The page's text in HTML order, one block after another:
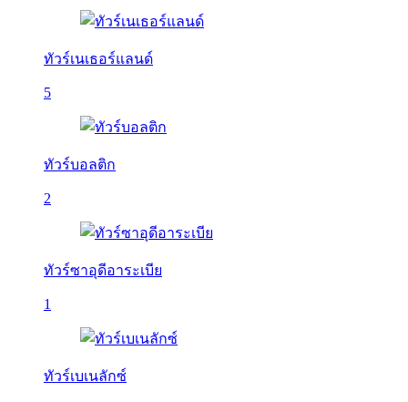
ทัวร์เนเธอร์แลนด์
5
ทัวร์บอลติก
2
ทัวร์ซาอุดีอาระเบีย
1
ทัวร์เบเนลักซ์